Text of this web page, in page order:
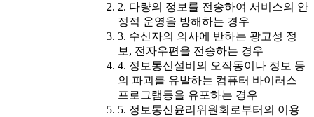
2. 다량의 정보를 전송하여 서비스의 안
정적 운영을 방해하는 경우
3. 수신자의 의사에 반하는 광고성 정
보, 전자우편을 전송하는 경우
4. 정보통신설비의 오작동이나 정보 등
의 파괴를 유발하는 컴퓨터 바이러스
프로그램등을 유포하는 경우
5. 정보통신윤리위원회로부터의 이용